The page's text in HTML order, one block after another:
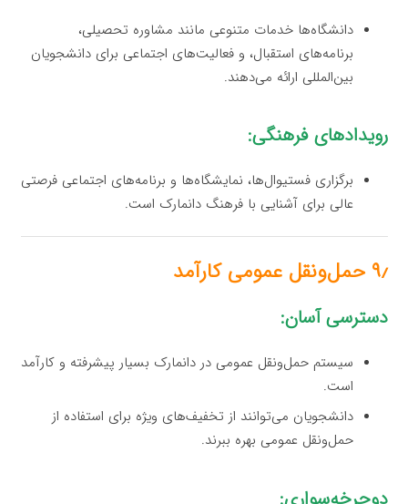
دانشگاه‌ها خدمات متنوعی مانند مشاوره تحصیلی،
برنامه‌های استقبال، و فعالیت‌های اجتماعی برای دانشجویان
بین‌المللی ارائه می‌دهند.
رویدادهای فرهنگی:
برگزاری فستیوال‌ها، نمایشگاه‌ها و برنامه‌های اجتماعی فرصتی
عالی برای آشنایی با فرهنگ دانمارک است.
۹٫ حمل‌ونقل عمومی کارآمد
دسترسی آسان:
سیستم حمل‌ونقل عمومی در دانمارک بسیار پیشرفته و کارآمد
است.
دانشجویان می‌توانند از تخفیف‌های ویژه برای استفاده از
حمل‌ونقل عمومی بهره ببرند.